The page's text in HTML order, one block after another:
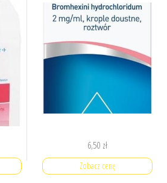
6,50 zł
Zobacz cenę